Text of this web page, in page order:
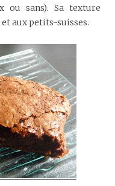
ou sans). Sa texture
aux petits-suisses.